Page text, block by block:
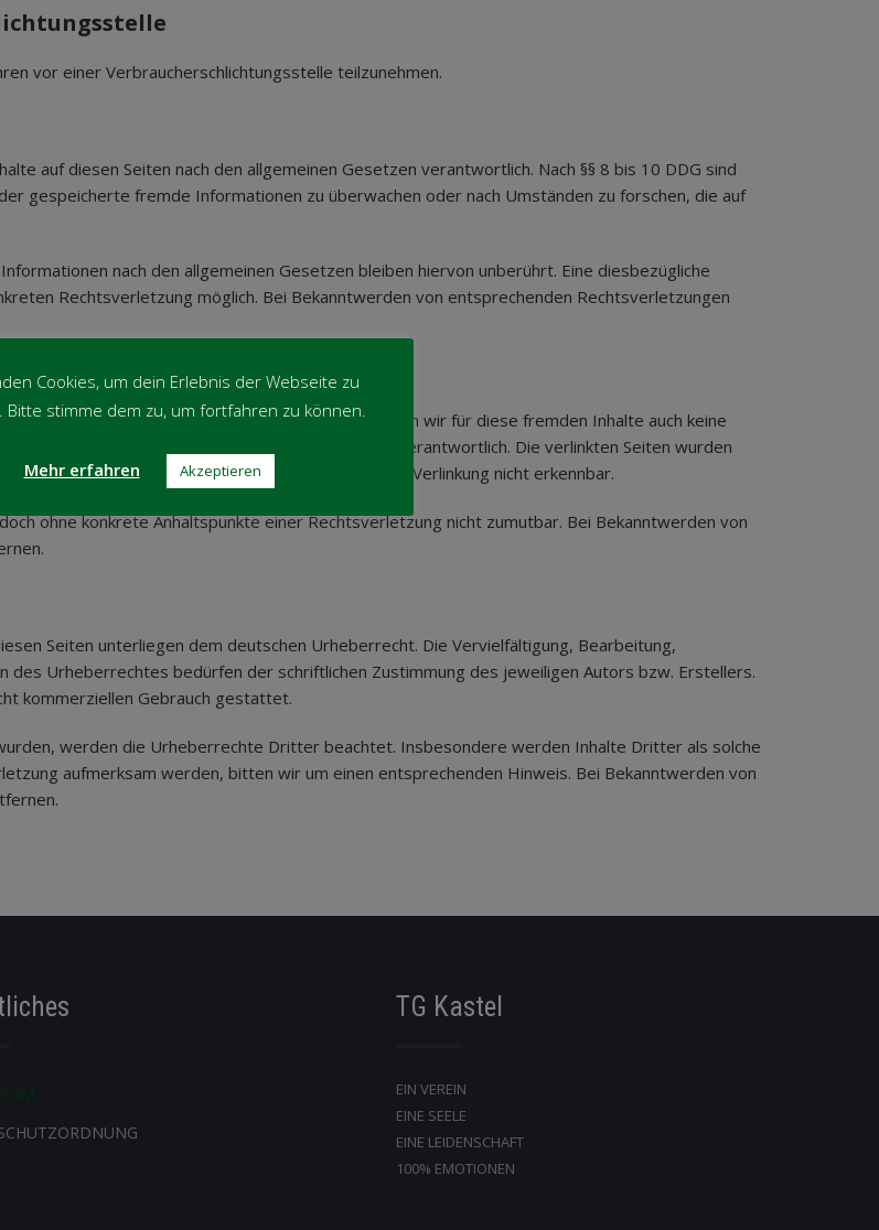
vor einer Verbraucherschlichtungsstelle teilzunehmen.
auf diesen Seiten nach den allgemeinen Gesetzen verantwortlich. Nach §§ 8 bis 10 DDG sind
gespeicherte fremde Informationen zu überwachen oder nach Umständen zu forschen, die auf
nach den allgemeinen Gesetzen bleiben hiervon unberührt. Eine diesbezügliche
Rechtsverletzung möglich. Bei Bekanntwerden von entsprechenden Rechtsverletzungen
Inhalte wir keinen Einfluss haben. Deshalb können wir für diese fremden Inhalte auch keine
der jeweilige Anbieter oder Betreiber der Seiten verantwortlich. Die verlinkten Seiten wurden
Rechtswidrige Inhalte waren zum Zeitpunkt der Verlinkung nicht erkennbar.
ohne konkrete Anhaltspunkte einer Rechtsverletzung nicht zumutbar. Bei Bekanntwerden von
Seiten unterliegen dem deutschen Urheberrecht. Die Vervielfältigung, Bearbeitung,
Urheberrechtes bedürfen der schriftlichen Zustimmung des jeweiligen Autors bzw. Erstellers.
kommerziellen Gebrauch gestattet.
werden die Urheberrechte Dritter beachtet. Insbesondere werden Inhalte Dritter als solche
aufmerksam werden, bitten wir um einen entsprechenden Hinweis. Bei Bekanntwerden von
TG Kastel
EIN VEREIN
EINE SEELE
EINE LEIDENSCHAFT
100% EMOTIONEN
Cookies, um dein Erlebnis der Webseite zu
stimme dem zu, um fortfahren zu können.
Mehr erfahren Akzeptieren